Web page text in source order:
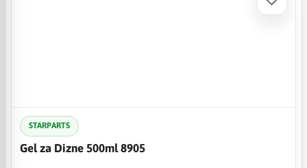
STARPARTS
Gel za Dizne 500ml 8905